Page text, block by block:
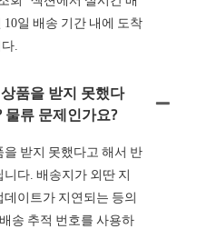
일 배송 기간 내에 도착
.
품을 받지 못했다
류 문제인가요?
을 받지 못했다고 해서 반
다. 배송지가 외딴 지
이트가 지연되는 등의
송 추적 번호를 사용하